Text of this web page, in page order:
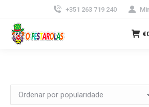
+351 263 719 240
€